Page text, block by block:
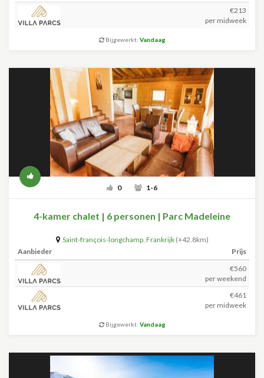
€213
per midweek
Bijgewerkt: Vandaag
0 1-6
4-kamer chalet | 6 personen | Parc Madeleine
Saint-françois-longchamp, Frankrijk (+42.8km)
Aanbieder
Prijs
€560
per weekend
€461
per midweek
Bijgewerkt: Vandaag